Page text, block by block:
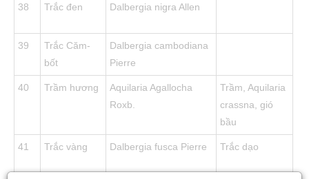
38 Trắc đen Dalbergia nigra Allen
39
Trắc Căm-
bốt
Dalbergia cambodiana
Pierre
40 Trầm hương
Aquilaria Agallocha
Roxb.
Trầm, Aquilaria
crassna, gió
bầu
41 Trắc vàng Dalbergia fusca Pierre Trắc dạo